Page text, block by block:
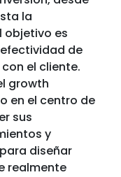
la
objetivo es
de
el cliente.
growth
en el centro de
sus
y
diseñar
realmente